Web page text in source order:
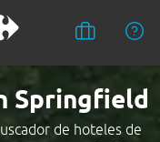
Springfield
de hoteles de